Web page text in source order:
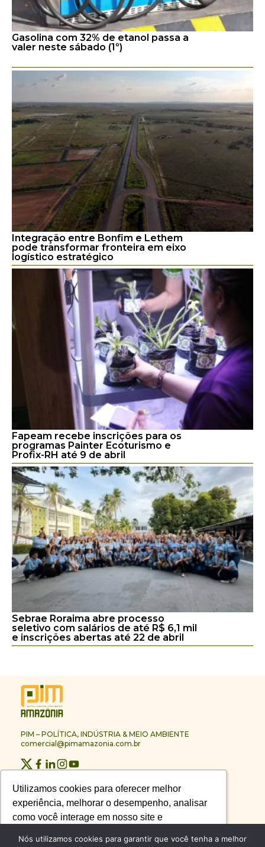
Utilizamos cookies para oferecer melhor
experiência, melhorar o desempenho, analisar
como você interage em nosso site e
Utilizamos cookies para oferecer melhor
experiência, melhorar o desempenho, analisar
como você interage em nosso site e
Gasolina com 32% de etanol passa a
valer neste sábado (1º)
Integração entre Bonfim e Lethem
pode transformar fronteira em eixo
logístico estratégico
Fapeam recebe inscrições para os
programas Painter Ecoturismo e
Profix-RH até 9 de abril
Sebrae Roraima abre processo
seletivo com salários de até R$ 6,1 mil
e inscrições abertas até 22 de abril
PIM – POLÍTICA, INDÚSTRIA & MEIO AMBIENTE
comercial@pimamazonia.com.br
Contato
Publicidade
Melhores Empresas
Circuito PIM Amazônia
Nós utilizamos cookies para garantir que você tenha a melhor